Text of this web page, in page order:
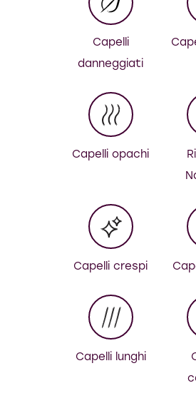
Capelli
danneggiati
Capelli opachi
Capelli crespi
Capelli lunghi